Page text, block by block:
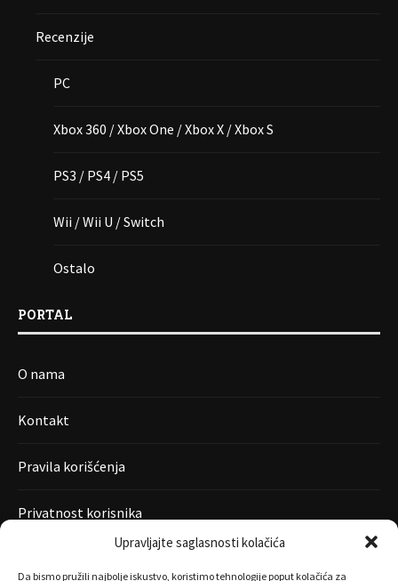
Upravljajte saglasnosti kolačića
Da bismo pružili najbolje iskustvo, koristimo tehnologije poput kolačića za
Recenzije
PC
Xbox 360 / Xbox One / Xbox X / Xbox S
PS3 / PS4 / PS5
Wii / Wii U / Switch
Ostalo
PORTAL
O nama
Kontakt
Pravila korišćenja
Privatnost korisnika